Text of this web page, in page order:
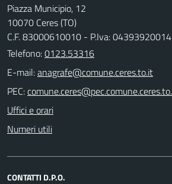
Piazza Municipio, 12
10070 Ceres (TO)
C.F. 83000610010 - P.Iva: 04393920014
Telefono:0123.53316
E-mail:
PEC:
Uffici e orari
Numeri utili
CONTATTI D.P.O.